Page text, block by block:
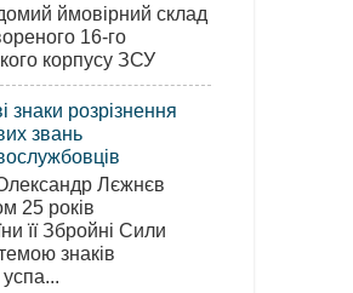
ймовірний склад
16-го
корпусу ЗСУ
знаки розрізнення
звань
Лєжнєв
25 років
її Збройні Сили
знаків